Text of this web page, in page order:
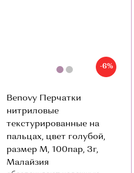
-6%
Benovy Перчатки
нитриловые
текстурированные на
пальцах, цвет голубой,
размер М, 100пар, 3г,
Малайзия